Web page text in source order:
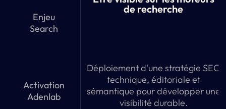
Enjeu
Search
de recherche
Activation
Adenlab
Déploiement d'une stratégie SEO
technique, éditoriale et
sémantique pour développer une
visibilité durable.